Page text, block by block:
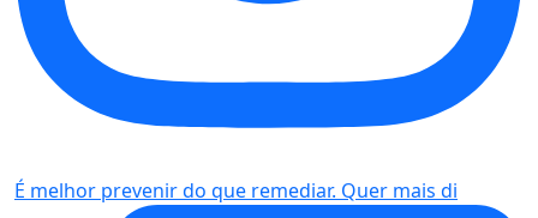
É melhor prevenir do que remediar. Quer mais di